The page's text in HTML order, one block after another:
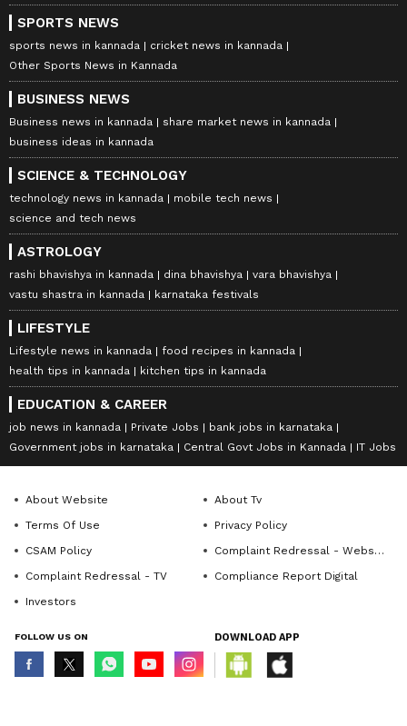
SPORTS NEWS
sports news in kannada
cricket news in kannada
Other Sports News in Kannada
BUSINESS NEWS
Business news in kannada
share market news in kannada
business ideas in kannada
SCIENCE & TECHNOLOGY
technology news in kannada
mobile tech news
science and tech news
ASTROLOGY
rashi bhavishya in kannada dina bhavishya
vara bhavishya
vastu shastra in kannada
karnataka festivals
LIFESTYLE
Lifestyle news in kannada
food recipes in kannada
health tips in kannada
kitchen tips in kannada
EDUCATION & CAREER
job news in kannada Private Jobs
bank jobs in karnataka
Government jobs in karnataka
Central Govt Jobs in Kannada IT Jobs
About Website
About Tv
Terms Of Use
Privacy Policy
CSAM Policy
Complaint Redressal - Website
Complaint Redressal - TV
Compliance Report Digital
Investors
FOLLOW US ON DOWNLOAD APP